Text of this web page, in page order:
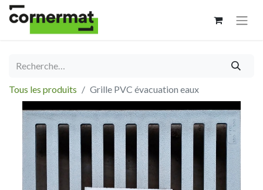
Tous les produits Grille PVC évacuation eaux